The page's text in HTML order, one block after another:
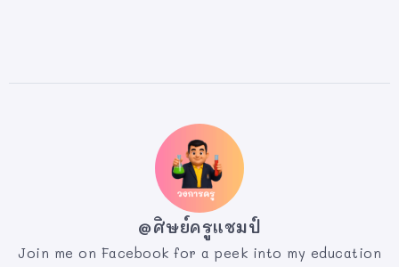
@ศิษย์ครูแชมป์
Join me on Facebook for a peek into my education